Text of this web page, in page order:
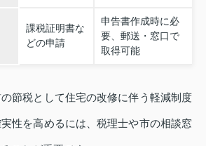
課税証明書な
どの申請
申告書作成時に必
要、郵送・窓口で
取得可能
節税として住宅の改修に伴う軽減制度
性を高めるには、税理士や市の相談窓